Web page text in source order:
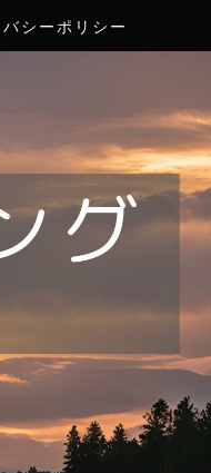
シーポリシー